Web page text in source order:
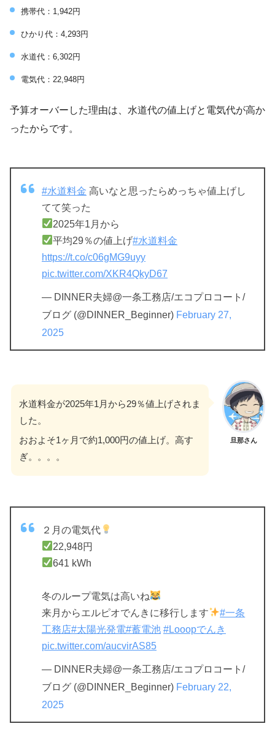
携帯代：1,942円
ひかり代：4,293円
水道代：6,302円
電気代：22,948円
予算オーバーした理由は、水道代の値上げと電気代が高か
ったからです。
#水道料金 高いなと思ったらめっちゃ値上げし
てて笑った
2025年1月から
平均29％の値上げ#水道料金
https://t.co/c06gMG9uyy
pic.twitter.com/XKR4QkyD67
— DINNER夫婦@一条工務店/エコプロコート/
ブログ (@DINNER_Beginner) February 27,
2025
旦那さん
水道料金が2025年1月から29％値上げされま
した。
おおよそ1ヶ月で約1,000円の値上げ。高す
ぎ。。。。
２月の電気代
22,948円
641 kWh
冬のループ電気は高いね
来月からエルピオでんきに移行します
#一条
工務店#太陽光発電#蓄電池 #Looopでんき
pic.twitter.com/aucvirAS85
— DINNER夫婦@一条工務店/エコプロコート/
ブログ (@DINNER_Beginner) February 22,
2025